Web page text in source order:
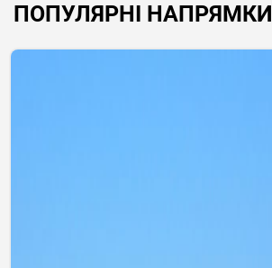
ПОПУЛЯРНІ НАПРЯМКИ